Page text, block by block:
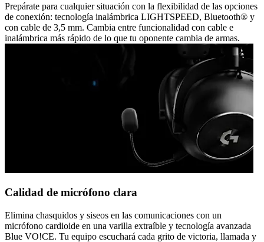
Prepárate para cualquier situación con la flexibilidad de las opciones
de conexión: tecnología inalámbrica LIGHTSPEED, Bluetooth® y
con cable de 3,5 mm. Cambia entre funcionalidad con cable e
inalámbrica más rápido de lo que tu oponente cambia de armas.
Calidad de micrófono clara
Elimina chasquidos y siseos en las comunicaciones con un
micrófono cardioide en una varilla extraíble y tecnología avanzada
Blue VO!CE. Tu equipo escuchará cada grito de victoria, llamada y